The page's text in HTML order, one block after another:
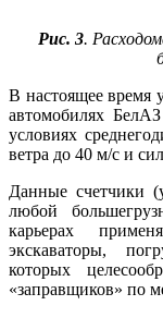
Рис. 3.
В настоящее время
автомобилях
условиях
ветра до 40 м/с и
Данные счетчики
любой
карьерах
экскаваторы,
которых
«заправщиков» по